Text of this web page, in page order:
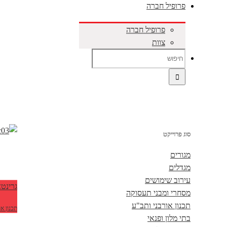
פרופיל חברה
פרופיל חברה
צוות
תכנון
סוג פרוייקט
מגורים
מגדלים
עירוב שימושים
מסחרי ומבני תעסוקה
תכנון אורבני ותב"ע
בתי מלון ופנאי